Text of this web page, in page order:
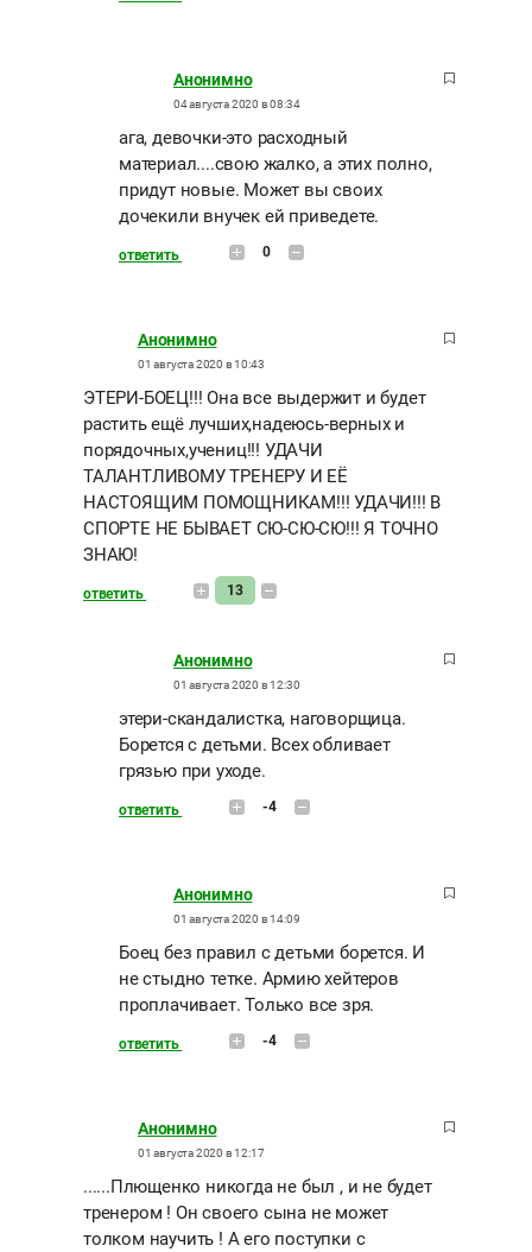
Анонимно
04 августа 2020 в 08:34
ага, девочки-это расходный
материал....свою жалко, а этих полно,
придут новые. Может вы своих
дочекили внучек ей приведете.
ответить 0
Анонимно
01 августа 2020 в 10:43
ЭТЕРИ-БОЕЦ!!! Она все выдержит и будет
растить ещё лучших,надеюсь-верных и
порядочных,учениц!!! УДАЧИ
ТАЛАНТЛИВОМУ ТРЕНЕРУ И ЕЁ
НАСТОЯЩИМ ПОМОЩНИКАМ!!! УДАЧИ!!! В
СПОРТЕ НЕ БЫВАЕТ СЮ-СЮ-СЮ!!! Я ТОЧНО
ЗНАЮ!
ответить 13
Анонимно
01 августа 2020 в 12:30
этери-скандалистка, наговорщица.
Борется с детьми. Всех обливает
грязью при уходе.
ответить -4
Анонимно
01 августа 2020 в 14:09
Боец без правил с детьми борется. И
не стыдно тетке. Армию хейтеров
проплачивает. Только все зря.
ответить -4
Анонимно
01 августа 2020 в 12:17
......Плющенко никогда не был , и не будет
тренером ! Он своего сына не может
толком научить ! А его поступки с